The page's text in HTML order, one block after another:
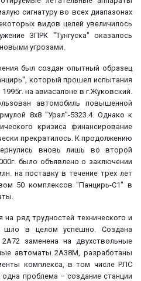
сигнатуру во всех диапазонах
видов целей увеличилось
ЗПРК "Тунгуска" оказалось
угрозами.
был создан опытный образец
который прошел испытания
на авиасалоне в г.Жуковский.
автомобиль повышенной
8х8 "Урал"-5323.4. Однако к
кризиса финансирование
прекратилось. К продолжению
вновь лишь во второй
было объявлено о заключении
на поставку в течение трех лет
50 комплексов "Панцирь-С1" в
ряд трудностей технического и
шло в целом успешно. Создана
заменена на двухствольные
автоматы 2А38М, разработаны
комплекса, в том числе РЛС
проблема – создание станции